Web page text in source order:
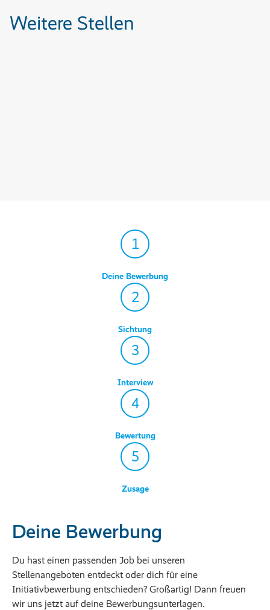
Weitere Stellen
1
Deine Bewerbung
2
Sichtung
3
Interview
4
Bewertung
5
Zusage
Deine Bewerbung
Du hast einen passenden Job bei unseren
Stellenangeboten entdeckt oder dich für eine
Initiativbewerbung entschieden? Großartig! Dann freuen
wir uns jetzt auf deine Bewerbungsunterlagen.